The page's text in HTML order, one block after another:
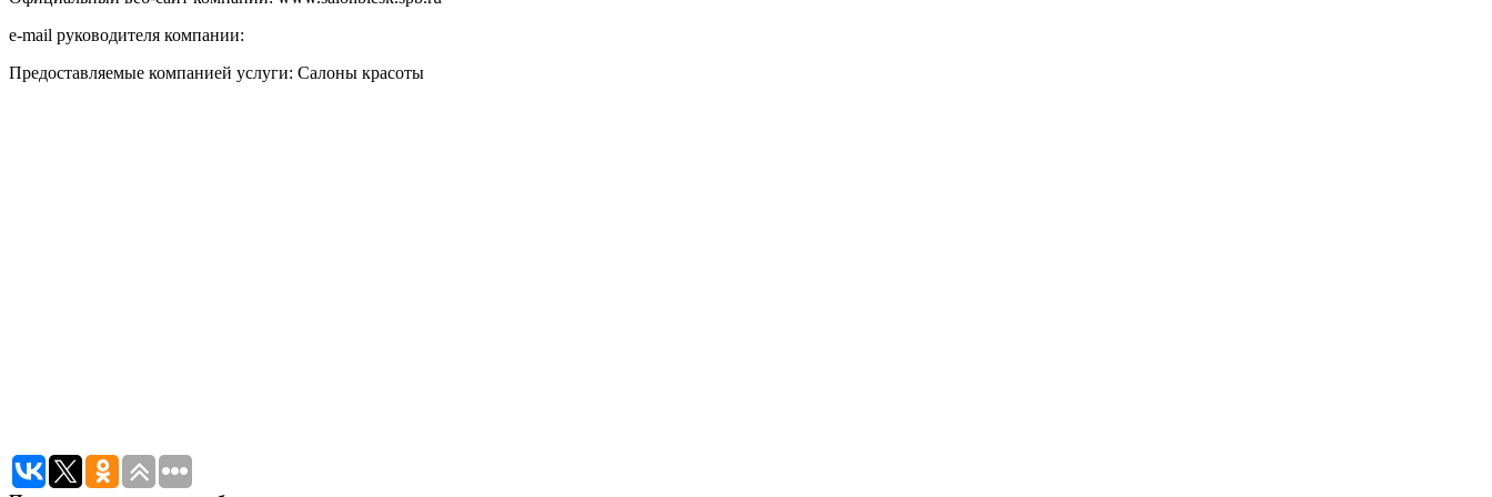
e-mail руководителя компании:
Предоставляемые компанией услуги: Салоны красоты